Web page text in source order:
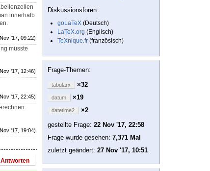
innerhalb
'17, 09:22)
müsste
'17, 12:46)
'17, 22:45)
'17, 19:04)
Diskussionsforen:
goLaTeX (Deutsch)
LaTeX.org (Englisch)
TeXnique.fr (französisch)
Frage-Themen:
tabularx ×32
datum ×19
datetime2
×2
gestellte Frage: 22 Nov '17, 22:58
Frage wurde gesehen: 7,371 Mal
zuletzt geändert: 27 Nov '17, 10:51